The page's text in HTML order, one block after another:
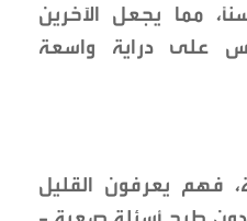
مما يجعل الآخرين
على دراية واسعة
فهم يعرفون القليل